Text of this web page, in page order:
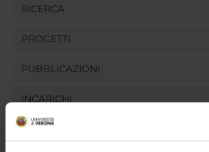
RICERCA
PROGETTI
PUBBLICAZIONI
INCARICHI